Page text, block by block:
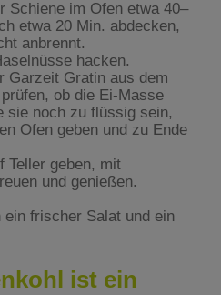
Schiene im Ofen etwa 40–
etwa 20 Min. abdecken,
anbrennt.
hacken.
Garzeit Gratin aus dem
ob die Ei-Masse
sie noch zu flüssig sein,
Ofen geben und zu Ende
Teller geben, mit
und genießen.
ein frischer Salat und ein
ist ein